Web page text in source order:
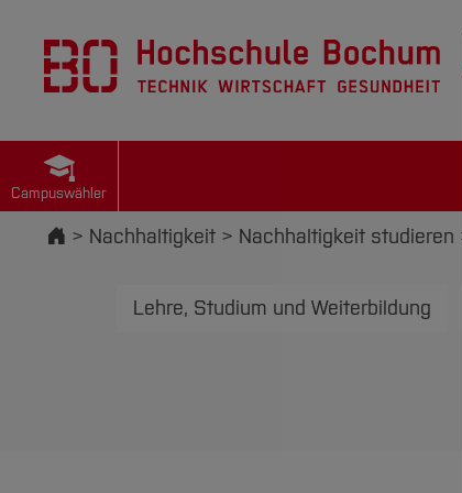
Campuswähler
Startseite
Nachhaltigkeit Nachhaltigkeit studieren
Lehre, Studium und Weiterbildung